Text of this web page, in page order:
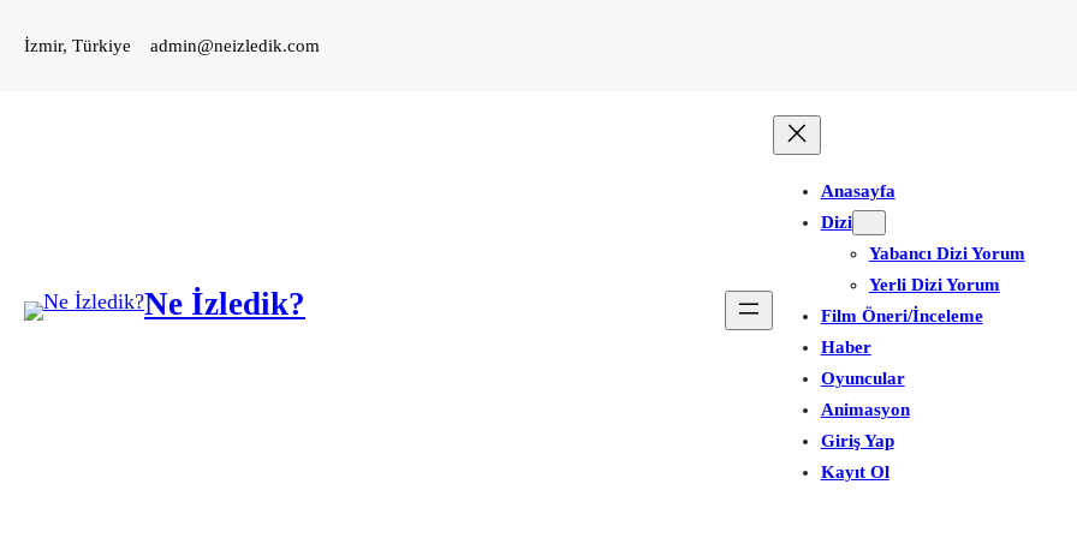
geçİzmir, Türkiye admin@neizledik.com
Ne İzledik?
Anasayfa
Dizi
Yabancı Dizi Yorum
Yerli Dizi Yorum
Film Öneri/İnceleme
Haber
Oyuncular
Animasyon
Giriş Yap
Kayıt Ol